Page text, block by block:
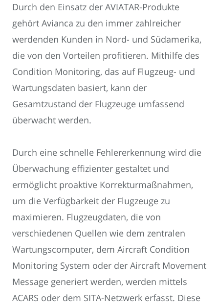
Durch den Einsatz der AVIATAR-Produkte
gehört Avianca zu den immer zahlreicher
werdenden Kunden in Nord- und Südamerika,
die von den Vorteilen profitieren. Mithilfe des
Condition Monitoring, das auf Flugzeug- und
Wartungsdaten basiert, kann der
Gesamtzustand der Flugzeuge umfassend
überwacht werden.
Durch eine schnelle Fehlererkennung wird die
Überwachung effizienter gestaltet und
ermöglicht proaktive Korrekturmaßnahmen,
um die Verfügbarkeit der Flugzeuge zu
maximieren. Flugzeugdaten, die von
verschiedenen Quellen wie dem zentralen
Wartungscomputer, dem Aircraft Condition
Monitoring System oder der Aircraft Movement
Message generiert werden, werden mittels
ACARS oder dem SITA-Netzwerk erfasst. Diese